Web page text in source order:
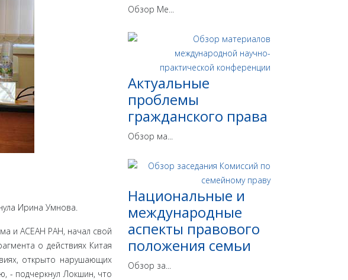
Ирина Умнова.
и АСЕАН РАН, начал свой
о действиях Китая
открыто нарушающих
- подчеркнул Локшин, что
Обзор Ме...
Актуальные
проблемы
гражданского права
Обзор ма...
Национальные и
международные
аспекты правового
положения семьи
Обзор за...